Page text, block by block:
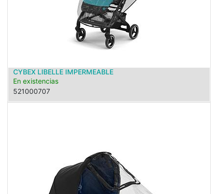
CYBEX LIBELLE IMPERMEABLE
En existencias
521000707